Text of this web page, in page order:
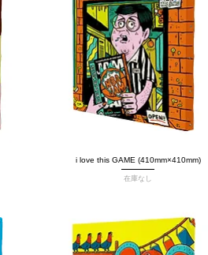
クイックビュー
i love this GAME (410mm×410mm)
在庫なし